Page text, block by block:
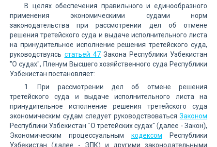
В целях обеспечения правильного и единообразного
применения экономическими судами норм
законодательства при рассмотрении дел об отмене
решения третейского суда и выдаче исполнительного листа
на принудительное исполнение решения третейского суда,
руководствуясь статьей 47 Закона Республики Узбекистан
"О судах", Пленум Высшего хозяйственного суда Республики
Узбекистан постановляет:
1. При рассмотрении дел об отмене решения
третейского суда и выдаче исполнительного листа на
принудительное исполнение решения третейского суда
экономическим судам следует руководствоваться Законом
Республики Узбекистан "О третейских судах" (далее - Закон),
Экономическим процессуальным кодексом Республики
Узбекистан (далее - ЭПК) и другими законодательными